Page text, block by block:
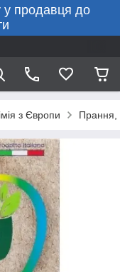
у продавця до
з Європи Прання,